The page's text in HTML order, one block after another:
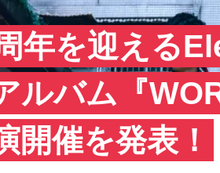
年を迎える
ルバム『
開催を発表！